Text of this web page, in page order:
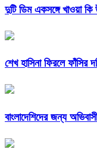
দুটি ডিম একসঙ্গে খাওয়া কি
শেখ হাসিনা ফিরলে
বাংলাদেশিদের জন্য